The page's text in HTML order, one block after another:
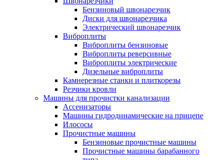
Бензиновый швонарезчик
Диски для швонарезчика
Электрический швонарезчик
Виброплиты
Виброплиты бензиновые
Виброплиты реверсивные
Виброплиты электрические
Дизельные виброплиты
Камнерезные станки и плиткорезы
Резчики кровли
Машины для прочистки канализации
Ассенизаторы
Машины гидродинамические на прицепе
Илососы
Прочистные машины
Бензиновые прочистные машины
Прочистные машины барабанного